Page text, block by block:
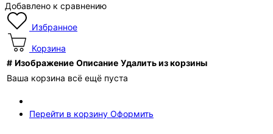
Добавлено к сравнению
Избранное
Корзина
# Изображение Описание Удалить из корзины
Ваша корзина всё ещё пуста
Перейти в корзину Оформить